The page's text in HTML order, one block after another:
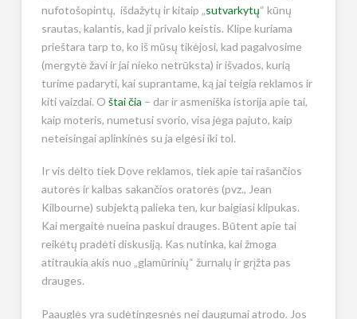
nufotošopintų, išdažytų ir kitaip „sutvarkytų“ kūnų
srautas, kalantis, kad ji privalo keistis. Klipe kuriama
prieštara tarp to, ko iš mūsų tikėjosi, kad pagalvosime
(mergytė žavi ir jai nieko netrūksta) ir išvados, kurią
turime padaryti, kai suprantame, ką jai teigia reklamos ir
kiti vaizdai. O štai čia – dar ir asmeniška istorija apie tai,
kaip moteris, numetusi svorio, visa jėga pajuto, kaip
neteisingai aplinkinės su ja elgėsi iki tol.
Ir vis dėlto tiek Dove reklamos, tiek apie tai rašančios
autorės ir kalbas sakančios oratorės (pvz., Jean
Kilbourne) subjektą palieka ten, kur baigiasi klipukas.
Kai mergaitė nueina paskui drauges. Būtent apie tai
reikėtų pradėti diskusiją. Kas nutinka, kai žmoga
atitraukia akis nuo „glamūrinių“ žurnalų ir grįžta pas
drauges.
Paauglės yra sudėtingesnės nei daugumai atrodo. Jos